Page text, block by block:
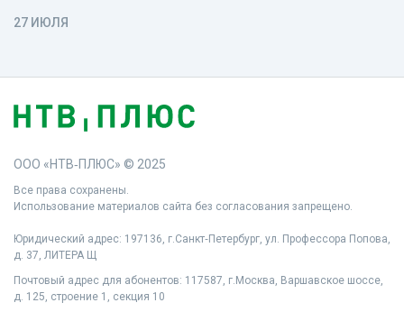
27 ИЮЛЯ
ООО «НТВ‑ПЛЮС» © 2025
Все права сохранены.
Использование материалов сайта без согласования запрещено.
Юридический адрес: 197136, г.Санкт‑Петербург, ул. Профессора Попова,
д. 37, ЛИТЕРА Щ
Почтовый адрес для абонентов: 117587, г.Москва, Варшавское шоссе,
д. 125, строение 1, секция 10